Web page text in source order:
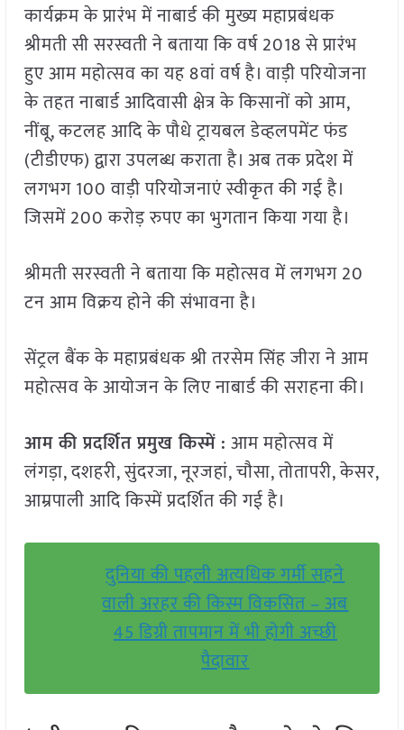
कार्यक्रम के प्रारंभ में नाबार्ड की मुख्य महाप्रबंधक
श्रीमती सी सरस्वती ने बताया कि वर्ष 2018 से प्रारंभ
हुए आम महोत्सव का यह 8वां वर्ष है। वाड़ी परियोजना
के तहत नाबार्ड आदिवासी क्षेत्र के किसानों को आम,
नींबू, कटलह आदि के पौधे ट्रायबल डेव्हलपमेंट फंड
(टीडीएफ) द्वारा उपलब्ध कराता है। अब तक प्रदेश में
लगभग 100 वाड़ी परियोजनाएं स्वीकृत की गई है।
जिसमें 200 करोड़ रुपए का भुगतान किया गया है।
श्रीमती सरस्वती ने बताया कि महोत्सव में लगभग 20
टन आम विक्रय होने की संभावना है।
सेंट्रल बैंक के महाप्रबंधक श्री तरसेम सिंह जीरा ने आम
महोत्सव के आयोजन के लिए नाबार्ड की सराहना की।
आम की प्रदर्शित प्रमुख किस्में : आम महोत्सव में
लंगड़ा, दशहरी, सुंदरजा, नूरजहां, चौसा, तोतापरी, केसर,
आम्रपाली आदि किस्में प्रदर्शित की गई है।
दुनिया की पहली अत्यधिक गर्मी सहने
वाली अरहर की किस्म विकसित – अब
45 डिग्री तापमान में भी होगी अच्छी
पैदावार